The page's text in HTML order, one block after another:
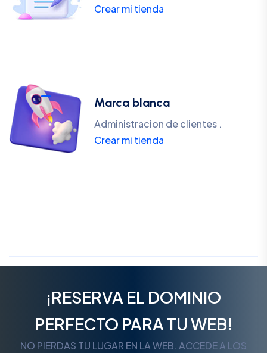
Crear mi tienda
Marca blanca
Administracion de clientes .
Crear mi tienda
¡RESERVA EL DOMINIO
PERFECTO PARA TU WEB!
NO PIERDAS TU LUGAR EN LA WEB. ACCEDE A LOS